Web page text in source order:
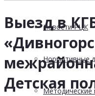
Новости РЦК
Нормативные
Методические
Выезд в
Детская